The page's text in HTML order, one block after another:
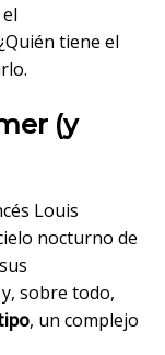
tiene el
(y
Louis
nocturno de
sobre todo,
, un complejo